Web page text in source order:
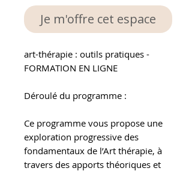
Je m'offre cet espace
art-thérapie : outils pratiques -
FORMATION EN LIGNE
Déroulé du programme :
Ce programme vous propose une
exploration progressive des
fondamentaux de l’Art thérapie, à
travers des apports théoriques et